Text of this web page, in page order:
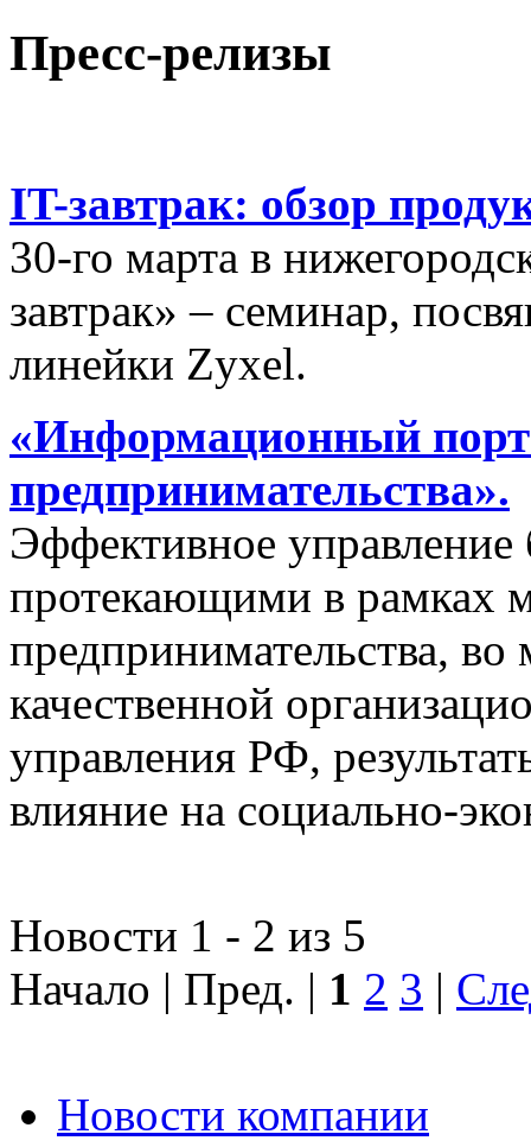
Пресс-релизы
IT-завтрак: обзор
30-го марта в
завтрак» – семинар,
линейки Zyxel.
«Информационный
предпринимательства».
Эффективное управление
протекающими в рамках
предпринимательства,
качественной
управления РФ,
влияние на социально-
Новости 1 - 2 из 5
Начало | Пред. | 1 2 3 |
Новости компании